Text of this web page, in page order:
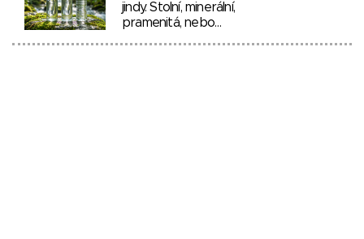
jindy. Stolní, minerální,
pramenitá, nebo…